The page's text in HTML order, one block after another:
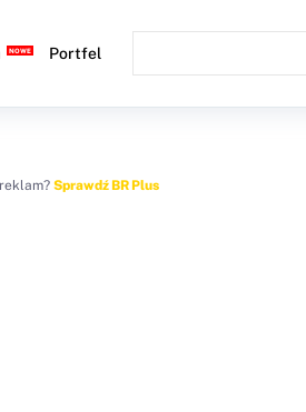
Portfel
Sprawdź BR Plus